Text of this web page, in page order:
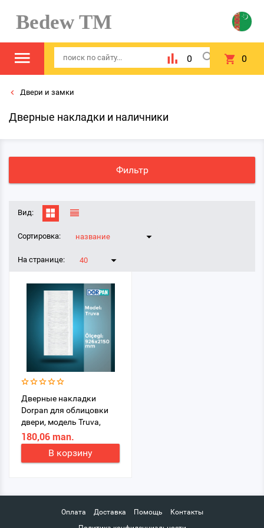
Bedew TM
0 0
Двери и замки
Дверные накладки и наличники
Фильтр
Вид:
Сортировка: название
На странице: 40
Дверные накладки
Dorpan для облицовки
двери, модель Truva,
926x2150 мм
180,06 man.
В корзину
Оплата Доставка Помощь
Контакты